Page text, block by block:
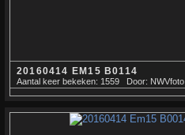
20160414 EM15 B0114
Aantal keer bekeken: 1559 Door: NWVfoto